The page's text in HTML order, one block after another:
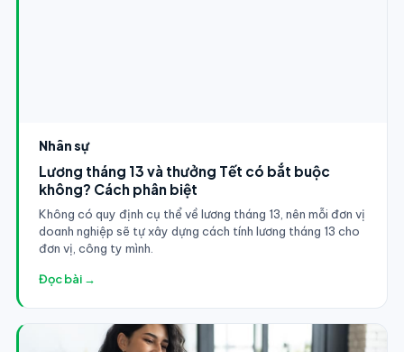
Nhân sự
Lương tháng 13 và thưởng Tết có bắt buộc
không? Cách phân biệt
Không có quy định cụ thể về lương tháng 13, nên mỗi đơn vị
doanh nghiệp sẽ tự xây dựng cách tính lương tháng 13 cho
đơn vị, công ty mình.
Đọc bài →